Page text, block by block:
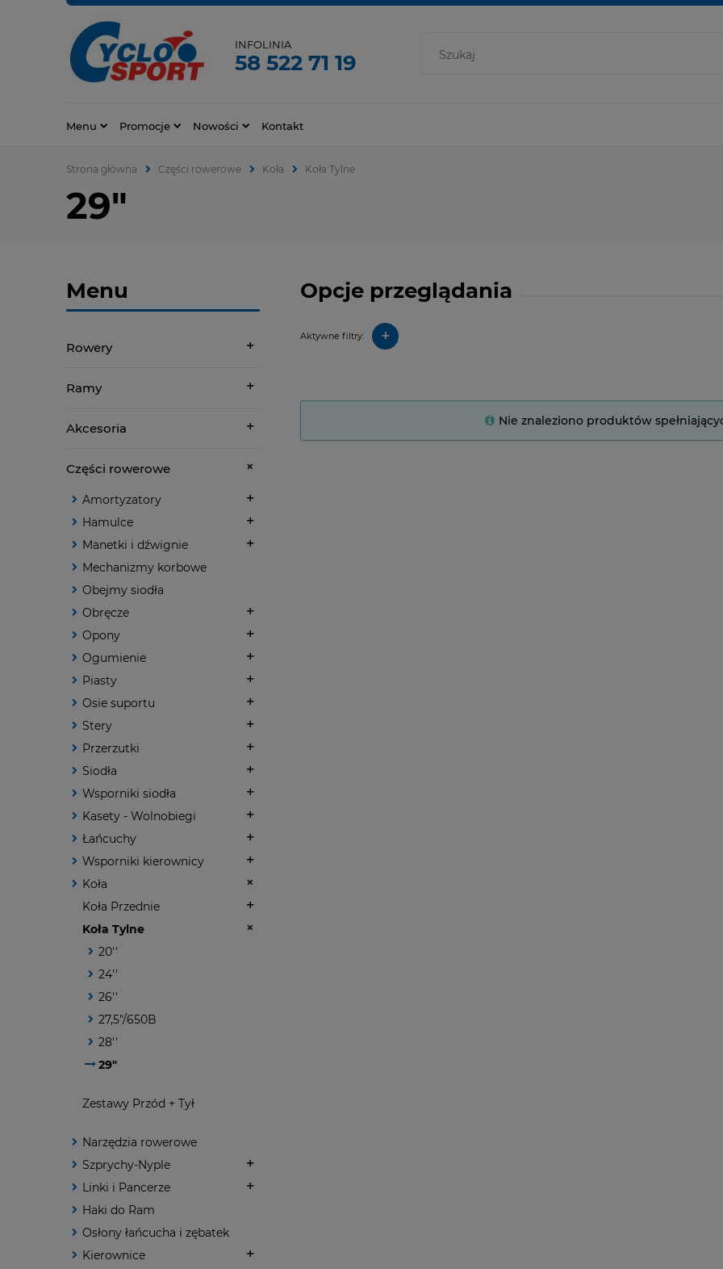
INFOLINIA
58 522 71 19
Menu Promocje Nowości Kontakt
Strona główna Części rowerowe Koła Koła Tylne
29"
Menu
Rowery
Ramy
Akcesoria
Części rowerowe
Amortyzatory
Hamulce
Manetki i dźwignie
Mechanizmy korbowe
Obejmy siodła
Obręcze
Opony
Ogumienie
Piasty
Osie suportu
Stery
Przerzutki
Siodła
Wsporniki siodła
Kasety - Wolnobiegi
Łańcuchy
Wsporniki kierownicy
Koła
Koła Przednie
Koła Tylne
20''
24''
26''
27,5"/650B
28''
29"
Zestawy Przód + Tył
Narzędzia rowerowe
Szprychy-Nyple
Linki i Pancerze
Haki do Ram
Osłony łańcucha i zębatek
Kierownice
Opcje przeglądania
Aktywne filtry: +
Nie znaleziono produktów